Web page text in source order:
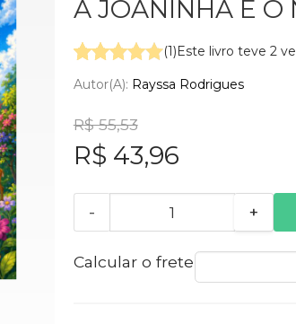
A JOANINHA E O
(1)Este livro teve 2
Autor(a): Rayssa Rodrigues
R$ 55,53
R$ 43,96
- +
Calcular o frete